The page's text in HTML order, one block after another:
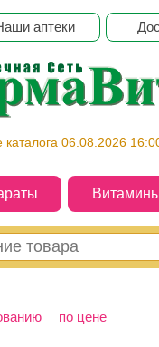
аптеки
06.08.2026
по цене